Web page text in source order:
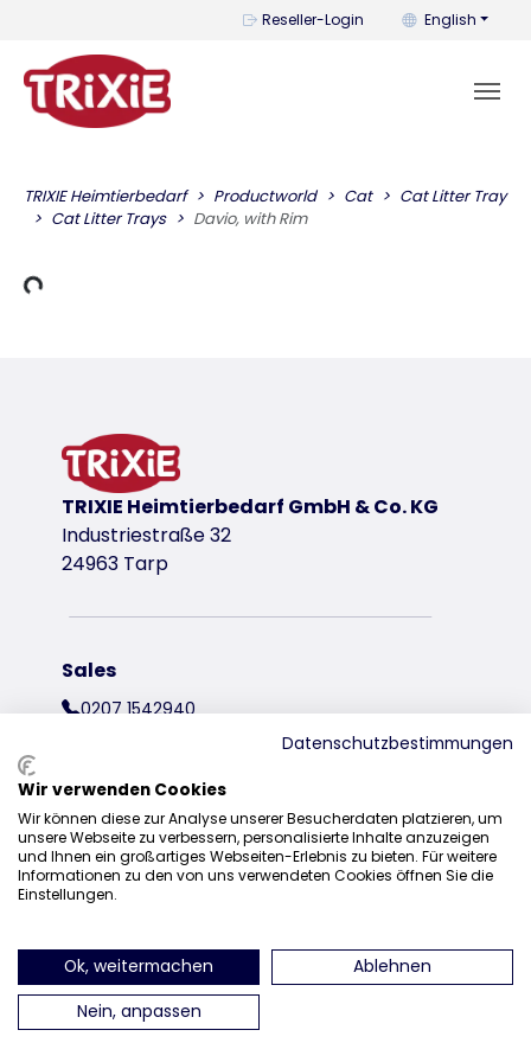
Reseller-Login You can
English
TRIXIE Heimtierbedarf Productworld Cat
Cat Litter Tray
Cat Litter Trays
Davio, with Rim
TRIXIE Heimtierbedarf GmbH & Co. KG
Industriestraße 32
24963 Tarp
Sales
0207 1542940
find us on Instagram
find us on Facebook
find us on Pinterest
find us on
Datenschutzbestimmungen
Wir verwenden Cookies
Wir können diese zur Analyse unserer Besucherdaten platzieren, um
unsere Webseite zu verbessern, personalisierte Inhalte anzuzeigen
und Ihnen ein großartiges Webseiten-Erlebnis zu bieten. Für weitere
Informationen zu den von uns verwendeten Cookies öffnen Sie die
Einstellungen.
Ok, weitermachen
Ablehnen
Nein, anpassen